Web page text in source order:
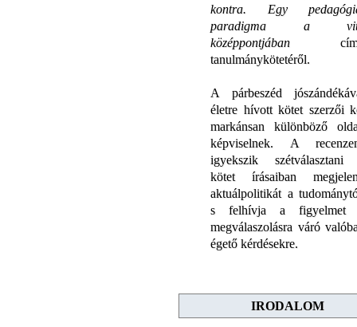
kontra. Egy
paradigma a
középpontjában
tanulmánykötetéről.
A párbeszéd
életre hívott kötet szerzői
markánsan különböző
képviselnek. A
igyekszik szétválasztani
kötet írásaiban
aktuálpolitikát a
s felhívja a figyelmet
megválaszolásra váró
égető kérdésekre.
IRODALOM